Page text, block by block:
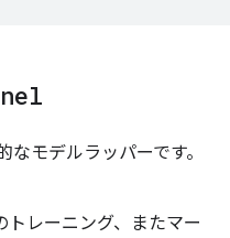
なモデルラッパーです。
トレーニング、またマー